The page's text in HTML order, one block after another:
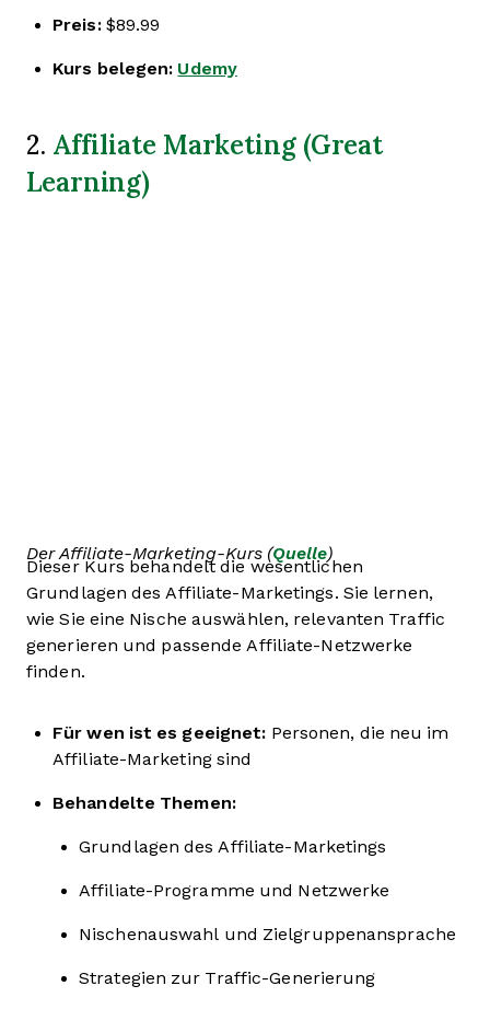
Preis:$89.99
Kurs belegen: Udemy
2. Affiliate Marketing (Great
Learning)
Der Affiliate-Marketing-Kurs (Quelle)
Dieser Kurs behandelt die wesentlichen
Grundlagen des Affiliate-Marketings. Sie lernen,
wie Sie eine Nische auswählen, relevanten Traffic
generieren und passende Affiliate-Netzwerke
finden.
Für wen ist es geeignet: Personen, die neu im
Affiliate-Marketing sind
Behandelte Themen:
Grundlagen des Affiliate-Marketings
Affiliate-Programme und Netzwerke
Nischenauswahl und Zielgruppenansprache
Strategien zur Traffic-Generierung